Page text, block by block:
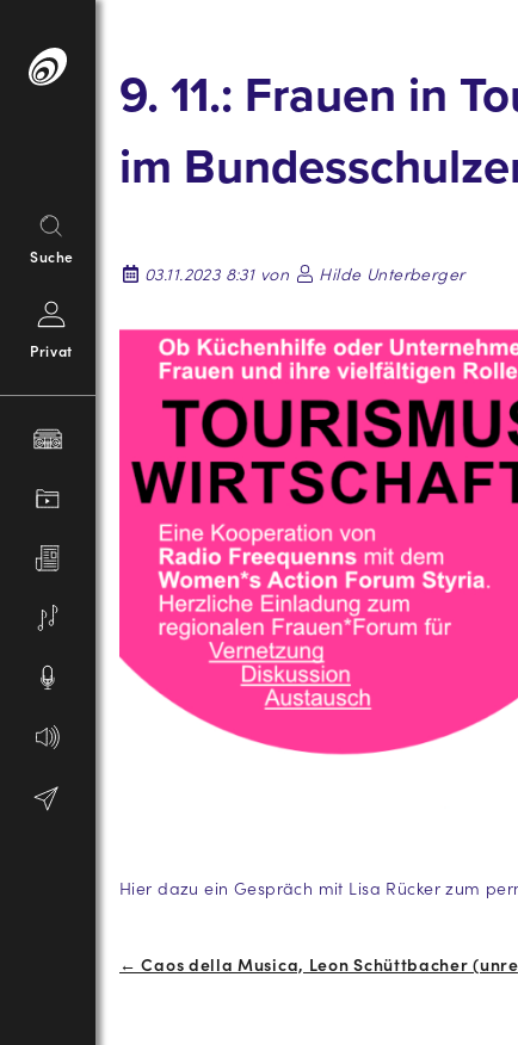
Inhalt
Suche
Privat
9. 11.: Frauen in
im
03.11.2023 8:31 von
Hilde Unterberger
Hier dazu ein Gespräch mit Lisa Rücker zum
← Caos della Musica, Leon Schüttbacher